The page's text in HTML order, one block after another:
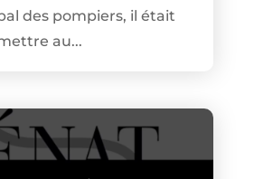
des pompiers, il était
au...